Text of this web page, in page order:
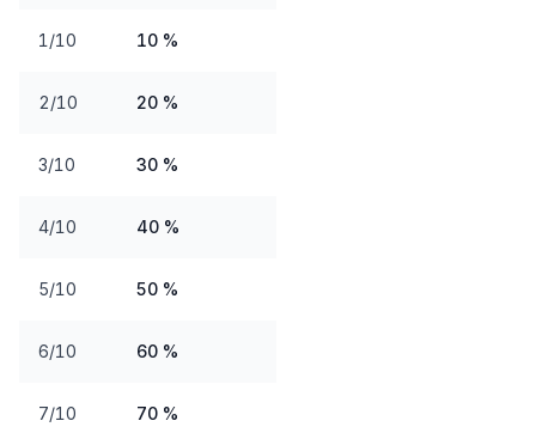
1/10 10 %
2/10 20 %
3/10 30 %
4/10 40 %
5/10 50 %
6/10 60 %
7/10 70 %